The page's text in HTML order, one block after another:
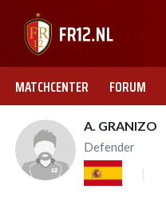
MATCHCENTER FORUM
A. GRANIZO
Defender